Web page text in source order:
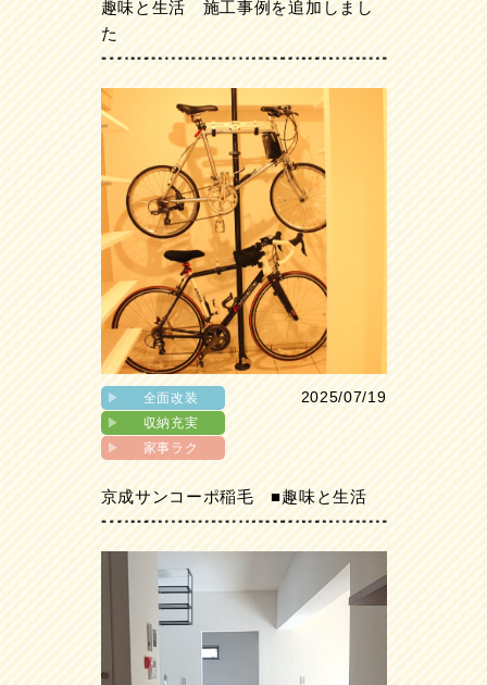
趣味と生活 施工事例を追加しまし
た
▶︎
全面改装
▶︎
収納充実
▶︎
家事ラク
2025/07/19
京成サンコーポ稲毛 ■趣味と生活